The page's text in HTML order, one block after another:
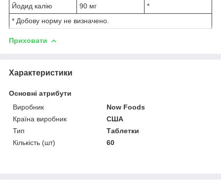
Йодид калію
90 мг
*
* Добову норму не визначено.
Приховати
Характеристики
Основні атрибути
Виробник
Now Foods
Країна виробник
США
Тип
Таблетки
Кількість (шт)
60